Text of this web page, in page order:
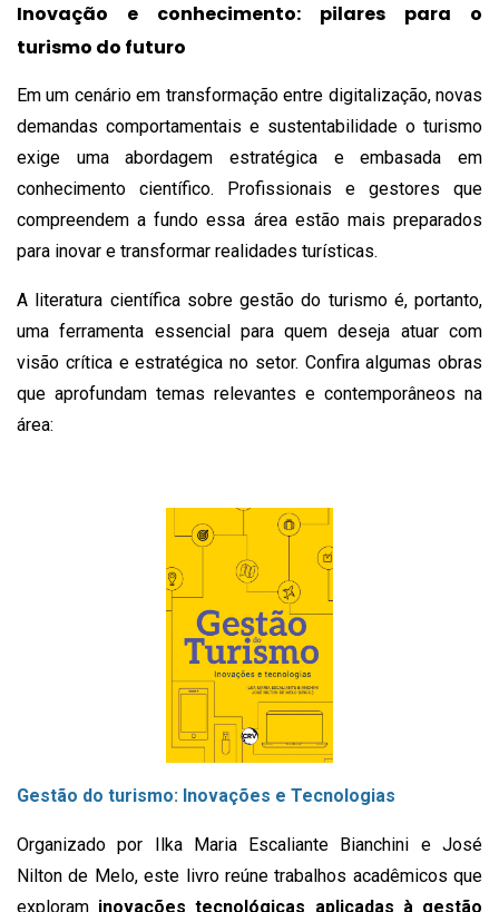
Inovação e conhecimento: pilares para o
turismo do futuro
Em um cenário em transformação entre digitalização, novas
demandas comportamentais e sustentabilidade o turismo
exige uma abordagem estratégica e embasada em
conhecimento científico. Profissionais e gestores que
compreendem a fundo essa área estão mais preparados
para inovar e transformar realidades turísticas.
A literatura científica sobre gestão do turismo é, portanto,
uma ferramenta essencial para quem deseja atuar com
visão crítica e estratégica no setor. Confira algumas obras
que aprofundam temas relevantes e contemporâneos na
área:
Gestão do turismo: Inovações e Tecnologias
Organizado por Ilka Maria Escaliante Bianchini e José
Nilton de Melo, este livro reúne trabalhos acadêmicos que
exploram inovações tecnológicas aplicadas à gestão